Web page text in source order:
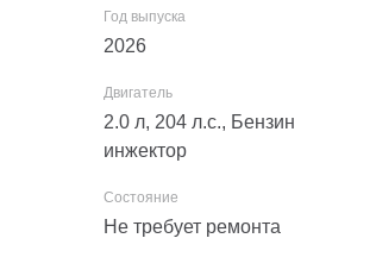
2026
2.0 л, 204 л.с., Бензин
инжектор
Не требует ремонта